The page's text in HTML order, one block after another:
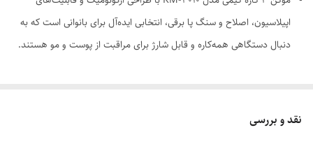
اپیلاسیون، اصلاح و سنگ پا برقی، انتخابی ایده‌آل برای بانوانی است که به
دنبال دستگاهی همه‌کاره و قابل شارژ برای مراقبت از پوست و مو هستند.
نقد و بررسی